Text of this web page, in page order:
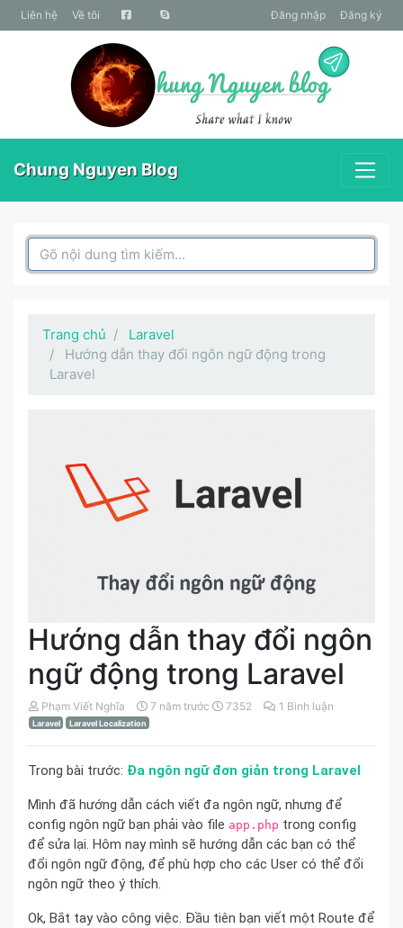
liên hệ Về tôi Đăng nhập Đăng ký
Chung Nguyen Blog
Search Box
Trang chủ
Laravel
Hướng dẫn thay đổi ngôn ngữ động trong
Laravel
Hướng dẫn thay đổi ngôn
ngữ động trong Laravel
Phạm Viết Nghĩa 7 năm trước 7352 1 Bình luận
Laravel Laravel Localization
Trong bài trước: Đa ngôn ngữ đơn giản trong Laravel
Mình đã hướng dẫn cách viết đa ngôn ngữ, nhưng để
config ngôn ngữ bạn phải vào file app.php trong config
để sửa lại. Hôm nay mình sẽ hướng dẫn các bạn có thể
đổi ngôn ngữ động, để phù hợp cho các User có thể đổi
ngôn ngữ theo ý thích.
Ok, Bắt tay vào công việc. Đầu tiên bạn viết một Route để